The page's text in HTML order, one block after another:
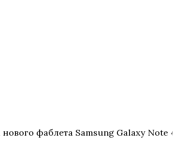
фаблета Samsung Galaxy